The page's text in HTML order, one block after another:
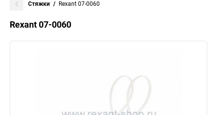
Стяжки Rexant 07-0060
Rexant 07-0060